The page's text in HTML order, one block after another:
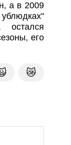
а в 2009
его
😿